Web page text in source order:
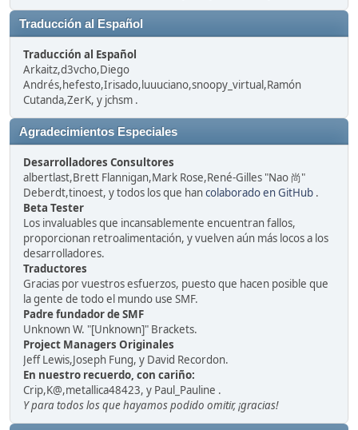
Traducción al Español
Traducción al Español
Arkaitz,d3vcho,Diego
Andrés,hefesto,Irisado,luuuciano,snoopy_virtual,Ramón
Cutanda,ZerK, y jchsm .
Agradecimientos Especiales
Desarrolladores Consultores
albertlast,Brett Flannigan,Mark Rose,René-Gilles "Nao 尚"
Deberdt,tinoest, y todos los que hancolaborado en GitHub .
Beta Tester
Los invaluables que incansablemente encuentran fallos,
proporcionan retroalimentación, y vuelven aún más locos a los
desarrolladores.
Traductores
Gracias por vuestros esfuerzos, puesto que hacen posible que
la gente de todo el mundo use SMF.
Padre fundador de SMF
Unknown W. "[Unknown]" Brackets.
Project Managers Originales
Jeff Lewis,Joseph Fung, y David Recordon.
En nuestro recuerdo, con cariño:
Crip,K@,metallica48423, y Paul_Pauline .
Y para todos los que hayamos podido omitir, ¡gracias!